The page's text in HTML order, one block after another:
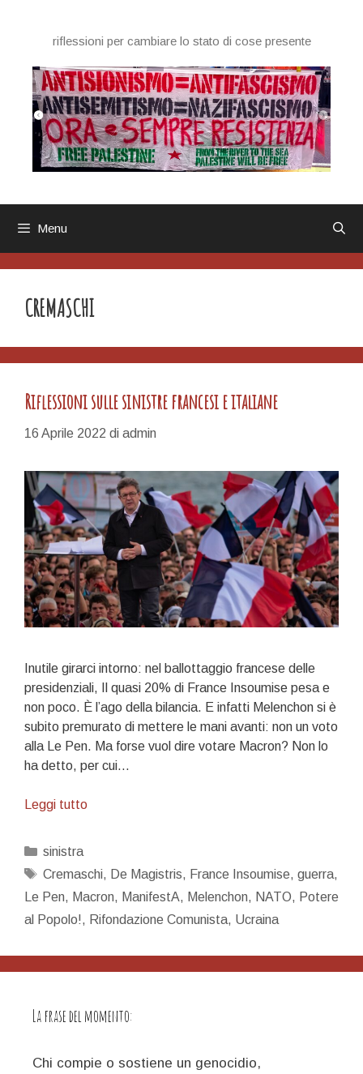
contenutoriflessioni per cambiare lo stato di cose presente
Menu
CREMASCHI
Riflessioni sulle sinistre francesi e italiane
16 Aprile 2022 di admin
Inutile girarci intorno: nel ballottaggio francese delle
presidenziali, Il quasi 20% di France Insoumise pesa e
non poco. È l’ago della bilancia. E infatti Melenchon si è
subito premurato di mettere le mani avanti: non un voto
alla Le Pen. Ma forse vuol dire votare Macron? Non lo
ha detto, per cui…
Leggi tuttoRiflessioni
e
italiane
Categorie
sinistra
Tag
Cremaschi, De Magistris, France Insoumise, guerra,
Le Pen, Macron, ManifestA, Melenchon, NATO, Potere
al Popolo!, Rifondazione Comunista, Ucraina
La frase del momento:
Chi compie o sostiene un genocidio,